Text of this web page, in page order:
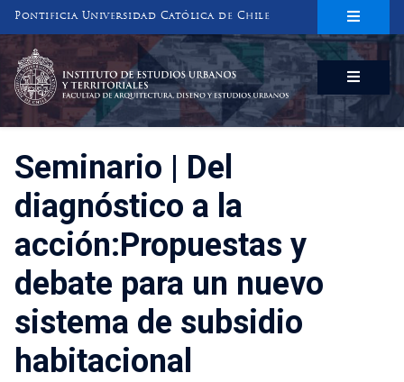
Pontificia Universidad Católica de Chile
INSTITUTO DE ESTUDIOS URBANOS
Y TERRITORIALES
FACULTAD DE ARQUITECTURA, DISEÑO Y ESTUDIOS URBANOS
Seminario | Del
diagnóstico a la
acción:Propuestas y
debate para un nuevo
sistema de subsidio
habitacional